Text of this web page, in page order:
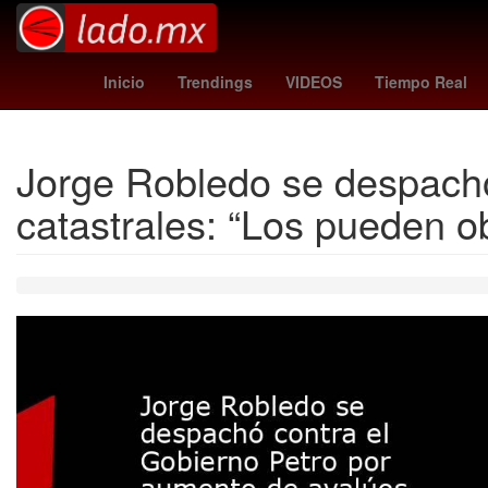
Inicio Trendings VIDEOS Tiempo Real
Venezolanos 26 de marzo pirma cruz azul
Jorge Robledo se
catastrales: “Los pueden